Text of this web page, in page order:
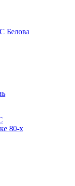
Белова
80-х